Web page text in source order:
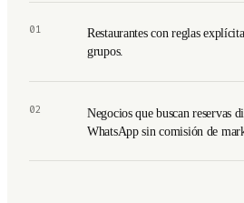
01
Restaurantes con reglas
grupos.
02
Negocios que buscan reservas
WhatsApp sin comisión de